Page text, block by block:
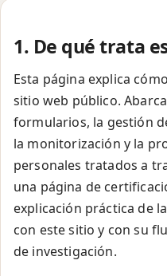
1. De qué trata
Esta página explica
sitio web público.
formularios, la gestión
la monitorización y la
personales tratados a
una página de
explicación práctica de
con este sitio y con su
de investigación.